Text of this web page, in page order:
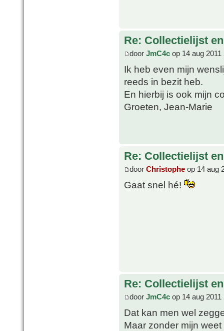
Re: Collectielijst
door JmC4c op 14 aug 2011
Ik heb even mijn
reeds in bezit heb.
En hierbij is ook mijn
Groeten, Jean-Marie
Re: Collectielijst
door Christophe op 14 aug
Gaat snel hé!
Re: Collectielijst
door JmC4c op 14 aug 2011
Dat kan men wel
Maar zonder mijn